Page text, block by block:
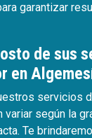
garantizar
de sus
en
servicios
variar según la
Te